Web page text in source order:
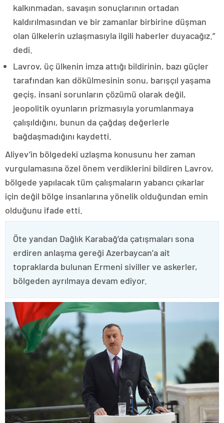
kalkınmadan, savaşın sonuçlarının ortadan
kaldırılmasından ve bir zamanlar birbirine düşman
olan ülkelerin uzlaşmasıyla ilgili haberler duyacağız.”
dedi.
Lavrov, üç ülkenin imza attığı bildirinin, bazı güçler
tarafından kan dökülmesinin sonu, barışçıl yaşama
geçiş, insani sorunların çözümü olarak değil,
jeopolitik oyunların prizmasıyla yorumlanmaya
çalışıldığını, bunun da çağdaş değerlerle
bağdaşmadığını kaydetti.
Aliyev’in bölgedeki uzlaşma konusunu her zaman
vurgulamasına özel önem verdiklerini bildiren Lavrov,
bölgede yapılacak tüm çalışmaların yabancı çıkarlar
için değil bölge insanlarına yönelik olduğundan emin
olduğunu ifade etti.
Öte yandan Dağlık Karabağ’da çatışmaları sona
erdiren anlaşma gereği Azerbaycan’a ait
topraklarda bulunan Ermeni siviller ve askerler,
bölgeden ayrılmaya devam ediyor.